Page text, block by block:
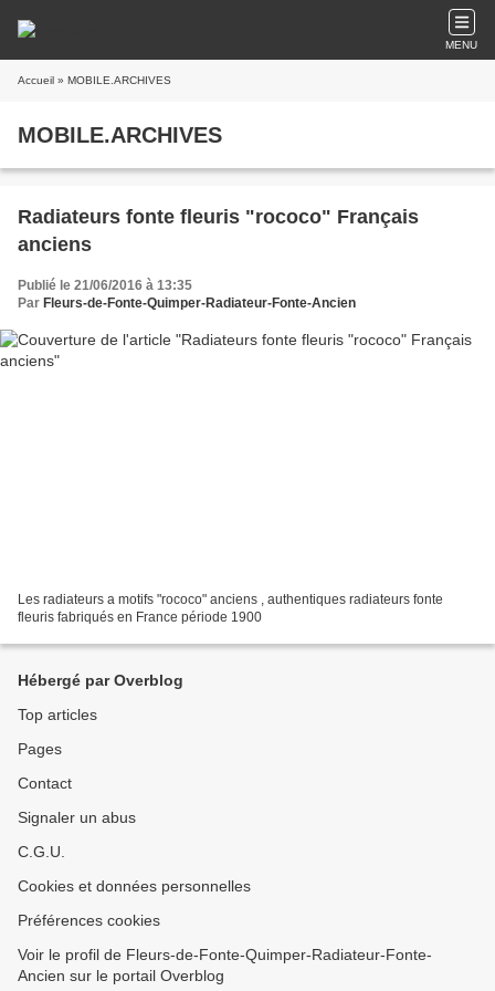
MENU
Accueil » MOBILE.ARCHIVES
MOBILE.ARCHIVES
Radiateurs fonte fleuris "rococo" Français
anciens
Publié le 21/06/2016 à 13:35
Par Fleurs-de-Fonte-Quimper-Radiateur-Fonte-Ancien
Les radiateurs a motifs "rococo" anciens , authentiques radiateurs fonte
fleuris fabriqués en France période 1900
Hébergé par Overblog
Top articles
Pages
Contact
Signaler un abus
C.G.U.
Cookies et données personnelles
Préférences cookies
Voir le profil de Fleurs-de-Fonte-Quimper-Radiateur-Fonte-
Ancien sur le portail Overblog